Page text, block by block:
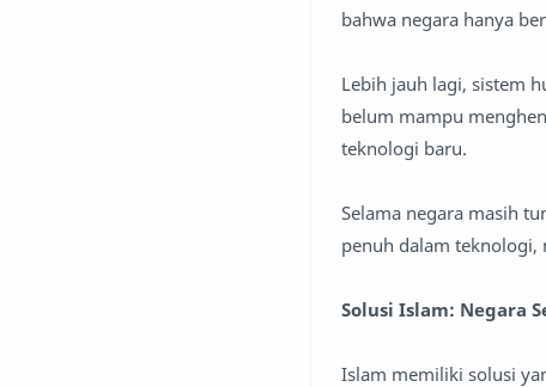
bahwa negara hanya
Lebih jauh lagi, sistem
belum mampu
teknologi baru.
Selama negara masih
penuh dalam teknologi,
Solusi Islam: Negara
Islam memiliki solusi